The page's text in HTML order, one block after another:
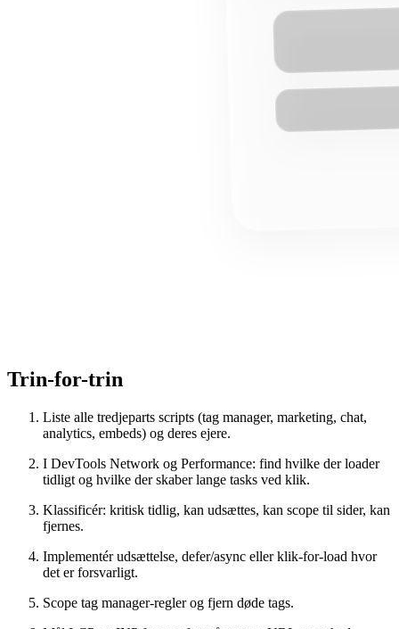
Trin-for-trin
Liste alle tredjeparts scripts (tag manager, marketing, chat,
analytics, embeds) og deres ejere.
I DevTools Network og Performance: find hvilke der loader
tidligt og hvilke der skaber lange tasks ved klik.
Klassificér: kritisk tidlig, kan udsættes, kan scope til sider, kan
fjernes.
Implementér udsættelse, defer/async eller klik-for-load hvor
det er forsvarligt.
Scope tag manager-regler og fjern døde tags.